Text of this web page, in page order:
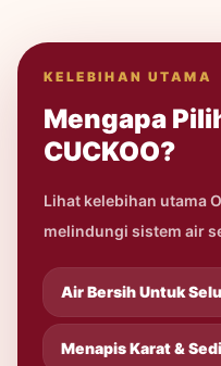
KELEBIHAN UTAMA
Mengapa
CUCKOO?
Lihat kelebihan utama
melindungi sistem air
Air Bersih Untuk
Menapis Karat &